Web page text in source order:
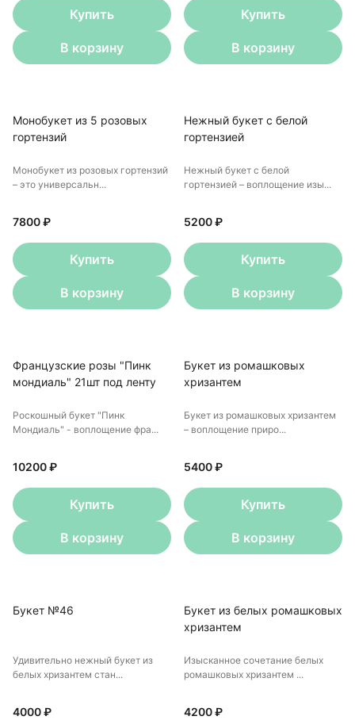
Купить
В корзину
Купить
В корзину
Монобукет из 5 розовых
гортензий
Монобукет из розовых гортензий
– это универсальн...
7800 ₽
Купить
В корзину
Нежный букет с белой
гортензией
Нежный букет с белой
гортензией – воплощение изы...
5200 ₽
Купить
В корзину
Французские розы "Пинк
мондиаль" 21шт под ленту
Роскошный букет "Пинк
Мондиаль" - воплощение фра...
10200 ₽
Купить
В корзину
Букет из ромашковых
хризантем
Букет из ромашковых хризантем
– воплощение приро...
5400 ₽
Купить
В корзину
Букет №46
Удивительно нежный букет из
белых хризантем стан...
4000 ₽
Букет из белых ромашковых
хризантем
Изысканное сочетание белых
ромашковых хризантем ...
4200 ₽